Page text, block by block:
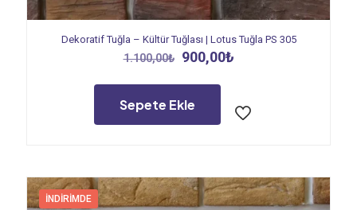
Dekoratif Tuğla – Kültür Tuğlası | Lotus Tuğla PS 305
1.100,00₺
Orijinal
fiyat:
1.100,00₺.
900,00₺Şu
Sepete Ekle
İNDIRIMDE